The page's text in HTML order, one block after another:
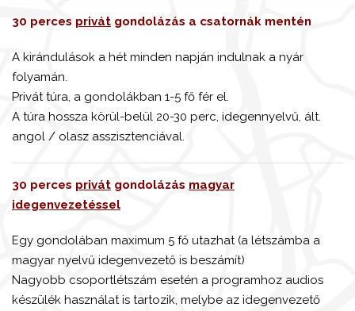
30 perces privát gondolázás a csatornák mentén
A kirándulások a hét minden napján indulnak a nyár
folyamán.
Privát túra, a gondolákban 1-5 fő fér el.
A túra hossza körül-belül 20-30 perc, idegennyelvű, ált.
angol / olasz asszisztenciával.
30 perces privát gondolázás magyar
idegenvezetéssel
Egy gondolában maximum 5 fő utazhat (a létszámba a
magyar nyelvű idegenvezető is beszámít)
Nagyobb csoportlétszám esetén a programhoz audios
készülék használat is tartozik, melybe az idegenvezető